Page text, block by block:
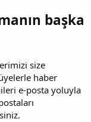
başka
size
haber
e-posta yoluyla